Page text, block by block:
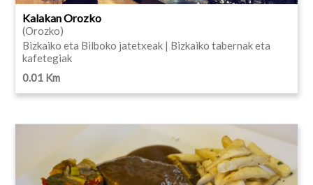
Kalakan Orozko
(Orozko)
Bizkaiko eta Bilboko jatetxeak | Bizkaiko tabernak eta
kafetegiak
0.01 Km